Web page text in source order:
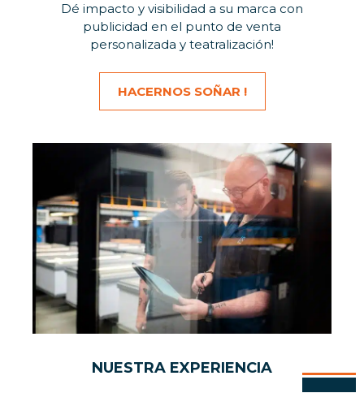
Dé impacto y visibilidad a su marca con
publicidad en el punto de venta
personalizada y teatralización!
HACERNOS SOÑAR !
NUESTRA EXPERIENCIA